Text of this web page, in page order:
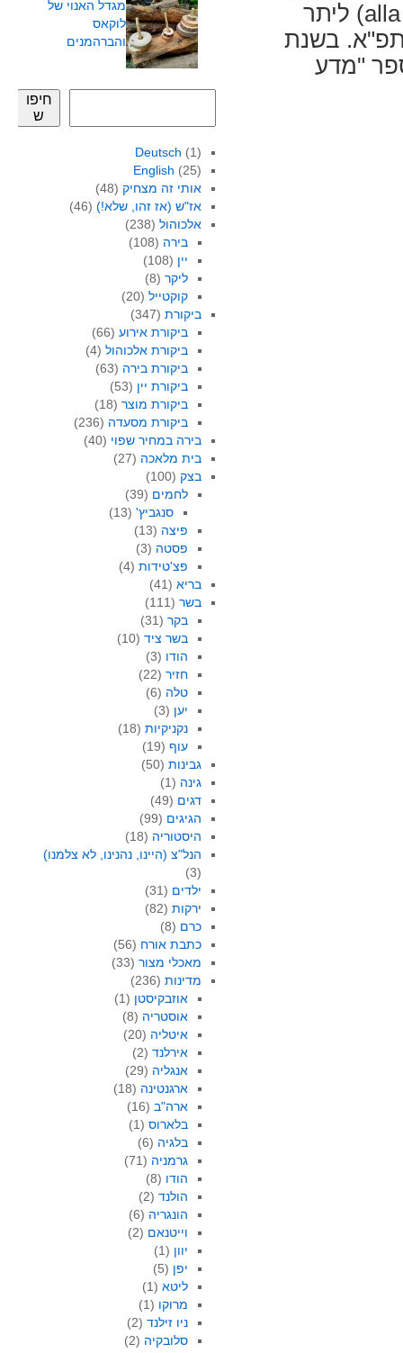
ונאפה?* יצא ניוקי! ניוקי אלה רומאנה (alla romana) ליתר
תפ"א. בשנת
"מדע
מגדל האנוי של
לוקאס
והברהמנים
חיפו
ש
Deutsch (1)
English (25)
אותי זה מצחיק(48)
אז"ש (אז זהו, שלא!)(46)
אלכוהול(238)
בירה (108)
יין (108)
ליקר (8)
קוקטייל (20)
ביקורת(347)
ביקורת אירוע (66)
ביקורת אלכוהול (4)
ביקורת בירה (63)
ביקורת יין (53)
ביקורת מוצר (18)
ביקורת מסעדה (236)
בירה במחיר שפוי (40)
בית מלאכה (27)
בצק(100)
לחמים (39)
סנגביץ'(13)
פיצה (13)
פסטה (3)
פצ'טידות (4)
בריא(41)
בשר(111)
בקר (31)
בשר ציד (10)
הודו (3)
חזיר (22)
טלה (6)
יען (3)
נקניקיות (18)
עוף (19)
גבינות(50)
גינה (1)
דגים (49)
הגיגים (99)
היסטוריה (18)
הנל"צ (היינו, נהנינו, לא צלמנו)
(3)
ילדים (31)
ירקות(82)
כרם (8)
כתבת אורח (56)
מאכלי מצור(33)
מדינות(236)
אוזבקיסטן (1)
אוסטריה (8)
איטליה (20)
אירלנד (2)
אנגליה (29)
ארגנטינה (18)
ארה"ב (16)
בלארוס (1)
בלגיה (6)
גרמניה (71)
הודו (8)
הולנד (2)
הונגריה (6)
וייטנאם (2)
יוון (1)
יפן (5)
ליטא (1)
מרוקו (1)
ניו זילנד (2)
סלובקיה (2)